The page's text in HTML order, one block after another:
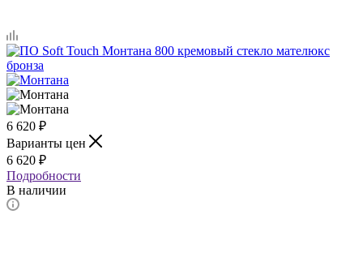
6 620 ₽
Варианты цен
6 620 ₽
Подробности
В наличии